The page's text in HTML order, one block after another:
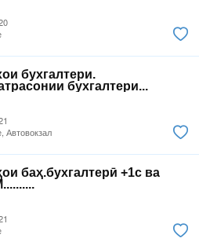
бухгалтери.
бухгалтери...
Автовокзал
баҳ.бухгалтерӣ +1с ва